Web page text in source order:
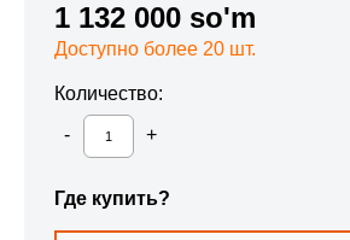
1 132 000 so'm
Доступно более 20 шт.
Количество:
Где купить?